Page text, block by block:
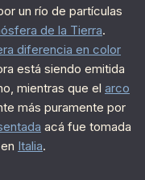
un río de partículas
de la Tierra.
diferencia en color
está siendo emitida
mientras que el arco
más puramente por
acá fue tomada
en Italia.